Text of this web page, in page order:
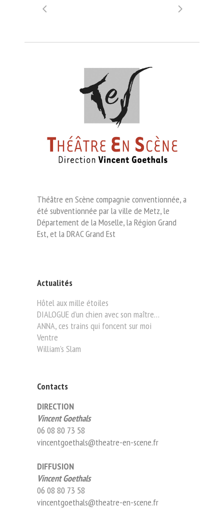
Théâtre en Scène compagnie conventionnée, a
été subventionnée par la ville de Metz, le
Département de la Moselle, la Région Grand
Est, et la DRAC Grand Est
Actualités
Hôtel aux mille étoiles
DIALOGUE d’un chien avec son maître…
ANNA, ces trains qui foncent sur moi
Ventre
William’s Slam
Contacts
DIRECTION
Vincent Goethals
06 08 80 73 58
vincentgoethals@theatre-en-scene.fr
DIFFUSION
Vincent Goethals
06 08 80 73 58
vincentgoethals@theatre-en-scene.fr